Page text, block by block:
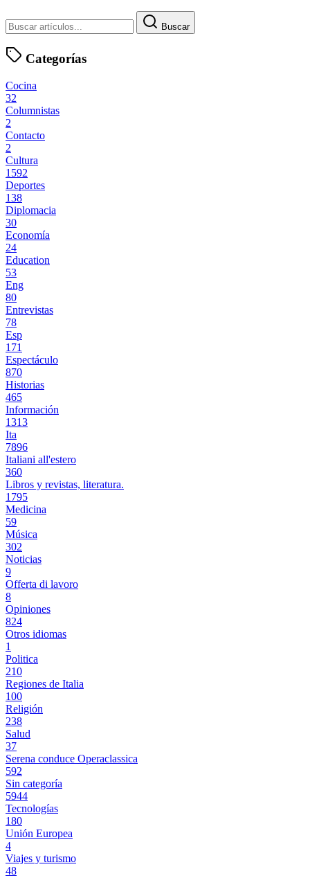
Buscar
Categorías
Cocina
32
Columnistas
2
Contacto
2
Cultura
1592
Deportes
138
Diplomacia
30
Economía
24
Education
53
Eng
80
Entrevistas
78
Esp
171
Espectáculo
870
Historias
465
Información
1313
Ita
7896
Italiani all'estero
360
Libros y revistas, literatura.
1795
Medicina
59
Música
302
Noticias
9
Offerta di lavoro
8
Opiniones
824
Otros idiomas
1
Politica
210
Regiones de Italia
100
Religión
238
Salud
37
Serena conduce Operaclassica
592
Sin categoría
5944
Tecnologías
180
Unión Europea
4
Viajes y turismo
48